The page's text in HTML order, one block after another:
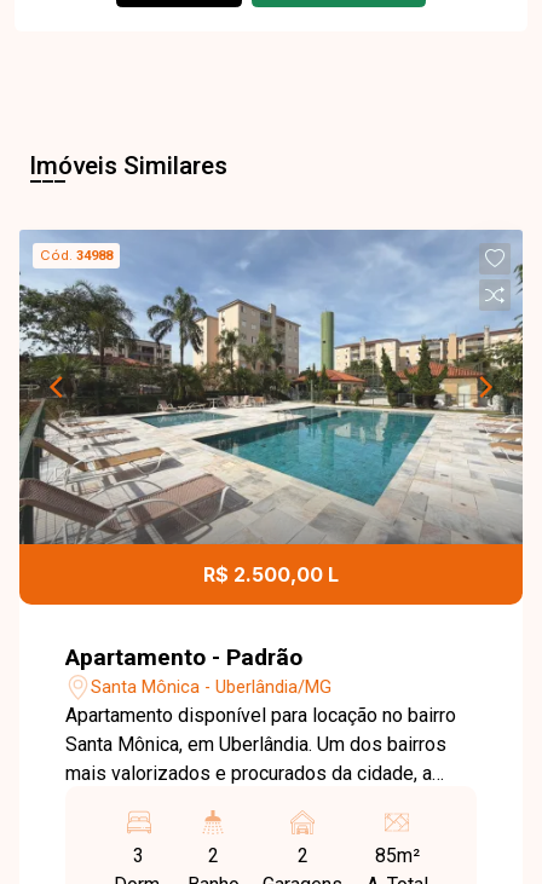
Imóveis Similares
Cód.34988
R$ 2.500,00 L
Apartamento - Padrão
Santa Mônica - Uberlândia/MG
Apartamento disponível para locação no bairro
Santa Mônica, em Uberlândia. Um dos bairros
mais valorizados e procurados da cidade, a
acesso a importantes avenidas, além de contar
com supermercados, universidades, escolas,
3
2
2
85m²